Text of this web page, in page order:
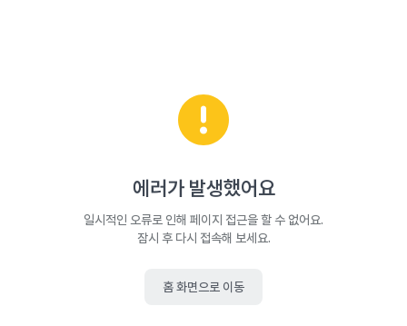
에러가 발생했어요
일시적인 오류로 인해 페이지 접근을 할 수 없어요.
잠시 후 다시 접속해 보세요.
홈 화면으로 이동